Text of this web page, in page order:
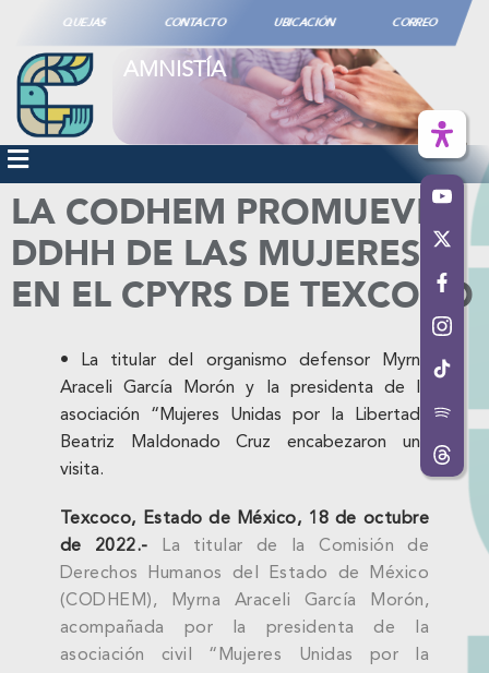
QUEJAS CONTACTO UBICACIÓN CORREO
AMNISTÍA
LA CODHEM PROMUEVE
DDHH DE LAS MUJERES
EN EL CPYRS DE TEXCOCO
• La titular del organismo defensor Myrna
Araceli García Morón y la presidenta de la
asociación “Mujeres Unidas por la Libertad”
Beatriz Maldonado Cruz encabezaron una
visita.
Texcoco, Estado de México, 18 de octubre
de 2022.-
La titular de la Comisión de
Derechos Humanos del Estado de México
(CODHEM), Myrna Araceli García Morón,
acompañada por la presidenta de la
asociación civil “Mujeres Unidas por la